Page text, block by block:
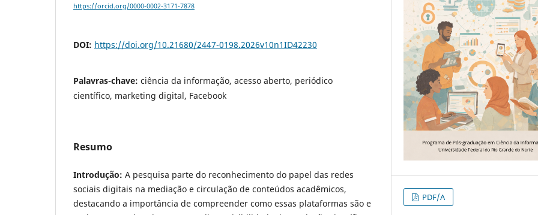
https://orcid.org/0000-0002-3171-7878
DOI: https://doi.org/10.21680/2447-0198.2026v10n1ID42230
Palavras-chave: ciência da informação, acesso aberto, periódico
científico, marketing digital, Facebook
Resumo
Introdução: A pesquisa parte do reconhecimento do papel das redes
sociais digitais na mediação e circulação de conteúdos acadêmicos,
destacando a importância de compreender como essas plataformas são e
PDF/A